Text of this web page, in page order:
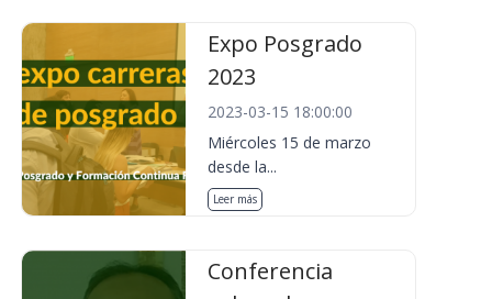
Expo Posgrado
2023
2023-03-15 18:00:00
Miércoles 15 de marzo
desde la...
Leer más
Conferencia